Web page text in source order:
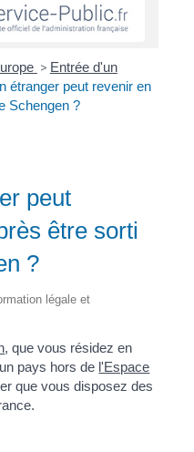
> Entrée d'un
étranger peut revenir en
Schengen ?
peut
être sorti
?
légale et
, que vous résidez en
pays hors de l'Espace
que vous disposez des